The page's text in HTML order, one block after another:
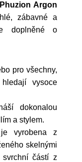
Argon
zábavné a
doplněné o
pro všechny,
vysoce
dokonalou
a stylem.
vyrobena z
skelnými
částí z